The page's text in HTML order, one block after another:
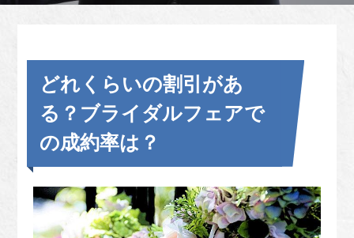
どれくらいの割引があ
る？ブライダルフェアで
の成約率は？